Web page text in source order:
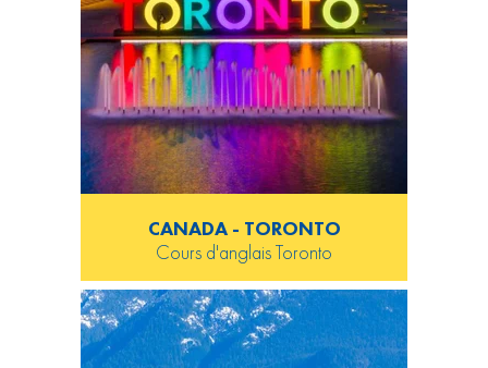
CANADA - TORONTO
Cours d'anglais Toronto